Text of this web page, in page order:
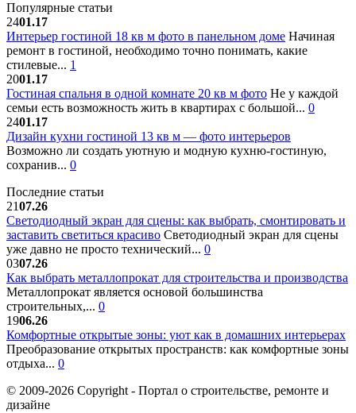
Популярные статьи
2401.17
Интерьер гостиной 18 кв м фото в панельном доме Начиная
ремонт в гостиной, необходимо точно понимать, какие
стилевые... 1
2001.17
Гостиная спальня в одной комнате 20 кв м фото Не у каждой
семьи есть возможность жить в квартирах с большой... 0
2401.17
Дизайн кухни гостиной 13 кв м — фото интерьеров
Возможно ли создать уютную и модную кухню-гостиную,
сохранив... 0
Последние статьи
2107.26
Светодиодный экран для сцены: как выбрать, смонтировать и
заставить светиться красиво Светодиодный экран для сцены
уже давно не просто технический... 0
0307.26
Как выбрать металлопрокат для строительства и производства
Металлопрокат является основой большинства
строительных,... 0
1906.26
Комфортные открытые зоны: уют как в домашних интерьерах
Преобразование открытых пространств: как комфортные зоны
отдыха... 0
© 2009-2026 Copyright - Портал о строительстве, ремонте и
дизайне